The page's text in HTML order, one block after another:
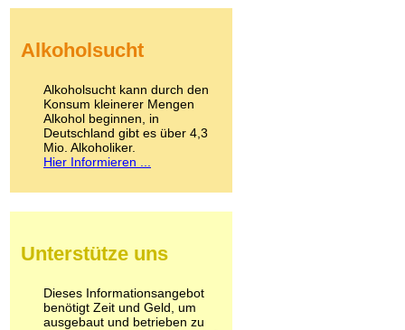
Kokain
LSD
Marihuana
Medikamente
Meskalin
Metamphetamin
Methadon
Pilze
Psychopharmaka
Schlafmittel
Schmerzmittel
Alkoholsucht
Alkoholsucht kann durch den
Konsum kleinerer Mengen
Alkohol beginnen, in
Deutschland gibt es über 4,3
Mio. Alkoholiker.
Hier Informieren ...
Unterstütze uns
Dieses Informationsangebot
benötigt Zeit und Geld, um
ausgebaut und betrieben zu